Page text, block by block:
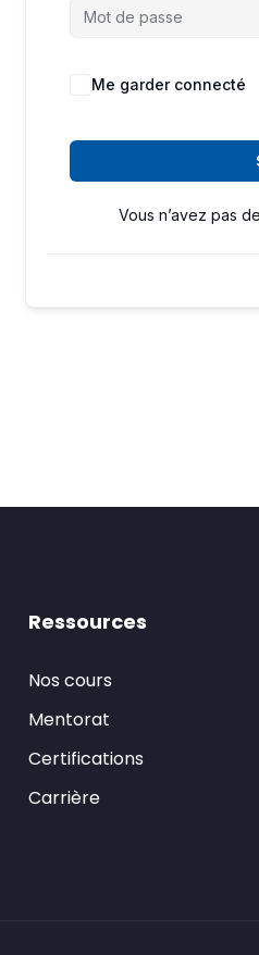
Me garder connecté
Vous n’avez pas
Ressources
Nos cours
Mentorat
Certifications
Carrière